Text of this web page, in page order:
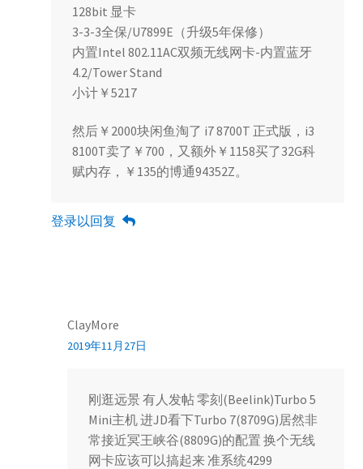
128bit 显卡
3-3-3全保/U7899E（升级5年保修）
内置Intel 802.11AC双频无线网卡-内置蓝牙
4.2/Tower Stand
小计￥5217
然后￥2000块闲鱼淘了 i7 8700T 正式版，i3
8100T卖了￥700，又额外￥1158买了32G科
赋内存，￥135的博通94352Z。
登录以回复
ClayMore
2019年11月27日
刚逛远景 有人发帖 零刻(Beelink)Turbo 5
Mini主机 进JD看下Turbo 7(8709G)居然非
常接近冥王峡谷(8809G)的配置 换个无线
网卡应该可以搞起来 准系统4299